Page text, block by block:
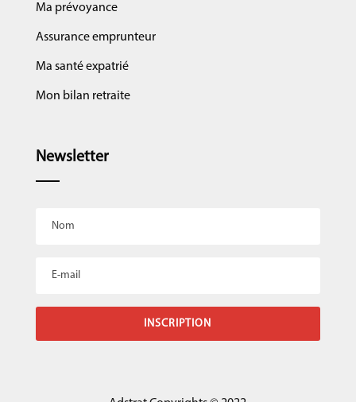
Ma prévoyance
Assurance emprunteur
Ma santé expatrié
Mon bilan retraite
Newsletter
INSCRIPTION